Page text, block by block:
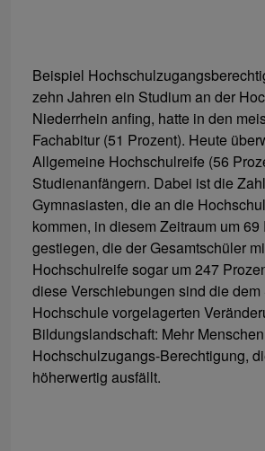
Beispiel
zehn Jahren ein Studium an der
Niederrhein anfing, hatte in den
Fachabitur (51 Prozent). Heute
Allgemeine Hochschulreife (56
Studienanfängern. Dabei ist die
Gymnasiasten, die an die
kommen, in diesem Zeitraum um 69
gestiegen, die der Gesamtschüler
Hochschulreife sogar um 247
diese Verschiebungen sind die dem
Hochschule vorgelagerten
Bildungslandschaft: Mehr
Hochschulzugangs-Berechtigung,
höherwertig ausfällt.